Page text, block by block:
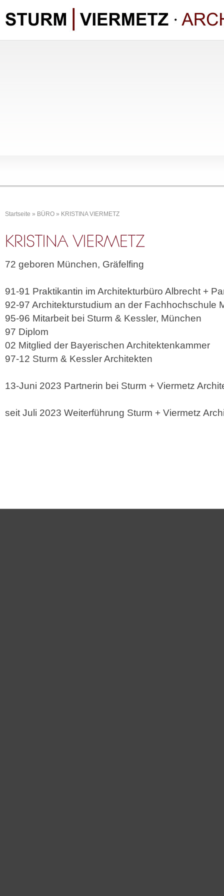
Startseite » BÜRO » KRISTINA VIERMETZ
72 geboren München, Gräfelfing
91-91 Praktikantin im Architekturbüro Albrecht +
92-97 Architekturstudium an der Fachhochschule
95-96 Mitarbeit bei Sturm & Kessler, München
97 Diplom
02 Mitglied der Bayerischen Architektenkammer
97-12 Sturm & Kessler Architekten
13-Juni 2023 Partnerin bei Sturm + Viermetz
seit Juli 2023 Weiterführung Sturm + Viermetz